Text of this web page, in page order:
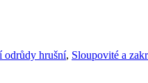
odrůdy hrušní, Sloupovité a